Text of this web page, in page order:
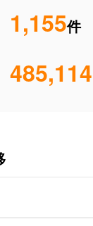
1,155件
485,114